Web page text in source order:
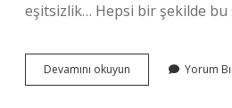
eşitsizlik… Hepsi bir şekilde
Devamını okuyun
Deere’nin
Yorum